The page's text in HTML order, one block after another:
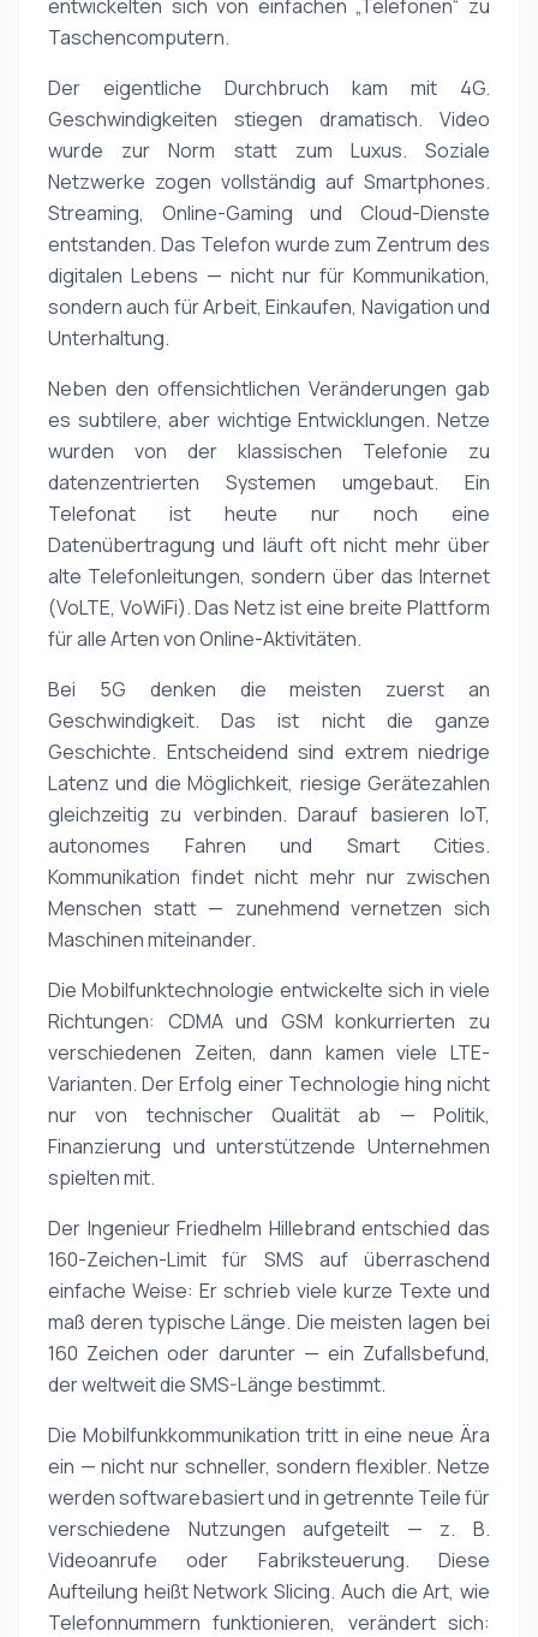
entwickelten sich von einfachen „Telefonen“ zu
Taschencomputern.
Der eigentliche Durchbruch kam mit 4G.
Geschwindigkeiten stiegen dramatisch. Video
wurde zur Norm statt zum Luxus. Soziale
Netzwerke zogen vollständig auf Smartphones.
Streaming, Online-Gaming und Cloud-Dienste
entstanden. Das Telefon wurde zum Zentrum des
digitalen Lebens — nicht nur für Kommunikation,
sondern auch für Arbeit, Einkaufen, Navigation und
Unterhaltung.
Neben den offensichtlichen Veränderungen gab
es subtilere, aber wichtige Entwicklungen. Netze
wurden von der klassischen Telefonie zu
datenzentrierten Systemen umgebaut. Ein
Telefonat ist heute nur noch eine
Datenübertragung und läuft oft nicht mehr über
alte Telefonleitungen, sondern über das Internet
(VoLTE, VoWiFi). Das Netz ist eine breite Plattform
für alle Arten von Online-Aktivitäten.
Bei 5G denken die meisten zuerst an
Geschwindigkeit. Das ist nicht die ganze
Geschichte. Entscheidend sind extrem niedrige
Latenz und die Möglichkeit, riesige Gerätezahlen
gleichzeitig zu verbinden. Darauf basieren IoT,
autonomes Fahren und Smart Cities.
Kommunikation findet nicht mehr nur zwischen
Menschen statt — zunehmend vernetzen sich
Maschinen miteinander.
Die Mobilfunktechnologie entwickelte sich in viele
Richtungen: CDMA und GSM konkurrierten zu
verschiedenen Zeiten, dann kamen viele LTE-
Varianten. Der Erfolg einer Technologie hing nicht
nur von technischer Qualität ab — Politik,
Finanzierung und unterstützende Unternehmen
spielten mit.
Der Ingenieur Friedhelm Hillebrand entschied das
160-Zeichen-Limit für SMS auf überraschend
einfache Weise: Er schrieb viele kurze Texte und
maß deren typische Länge. Die meisten lagen bei
160 Zeichen oder darunter — ein Zufallsbefund,
der weltweit die SMS-Länge bestimmt.
Die Mobilfunkkommunikation tritt in eine neue Ära
ein — nicht nur schneller, sondern flexibler. Netze
werden softwarebasiert und in getrennte Teile für
verschiedene Nutzungen aufgeteilt — z. B.
Videoanrufe oder Fabriksteuerung. Diese
Aufteilung heißt Network Slicing. Auch die Art, wie
Telefonnummern funktionieren, verändert sich: